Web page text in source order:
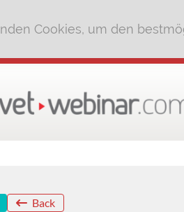
Cookies, um den
Back